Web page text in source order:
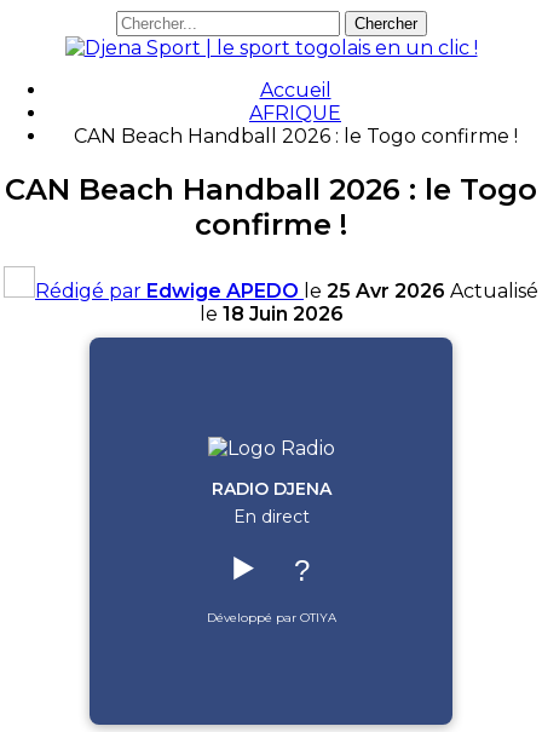
Accueil
AFRIQUE
CAN Beach Handball 2026 : le Togo confirme !
CAN Beach Handball 2026 : le Togo
confirme !
Rédigé par Edwige APEDO le 25 Avr 2026 Actualisé
le 18 Juin 2026
RADIO DJENA
En direct
▶️ ?
Développé par OTIYA